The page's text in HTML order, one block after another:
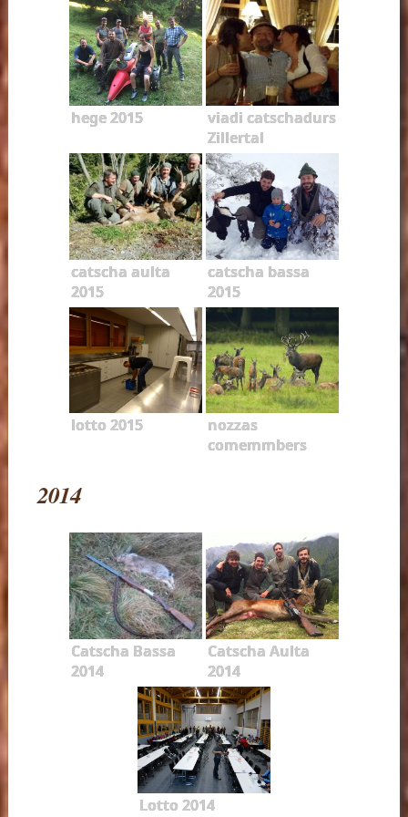
hege 2015
viadi catschadurs
Zillertal
catscha aulta
2015
catscha bassa
2015
lotto 2015
nozzas
comemmbers
2014
Catscha Bassa
2014
Catscha Aulta
2014
Lotto 2014